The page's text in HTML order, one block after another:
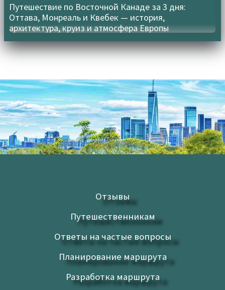
Путешествие по Восточной Канаде за 3 дня:
Оттава, Монреаль и Квебек — история,
архитектура, круиз и атмосфера Европы
Отзывы
Путешественникам
Ответы на частые вопросы
Планирование маршрута
Разработка маршрута